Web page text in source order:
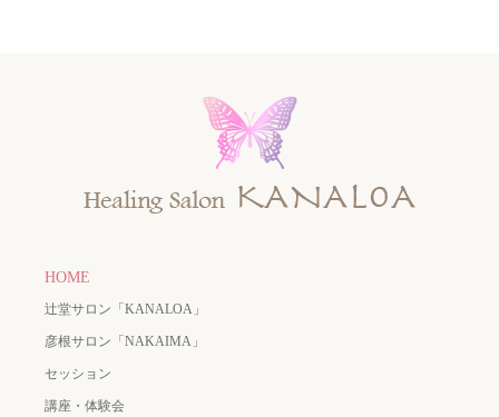
HOME
辻堂サロン「KANALOA」
彦根サロン「NAKAIMA」
セッション
講座・体験会